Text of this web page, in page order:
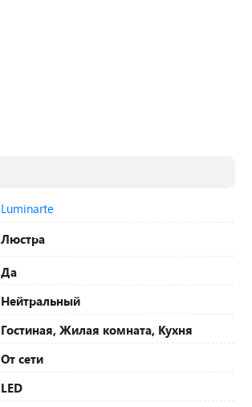
Luminarte
Люстра
Да
Нейтральный
Гостиная, Жилая комната, Кухня
От сети
LED